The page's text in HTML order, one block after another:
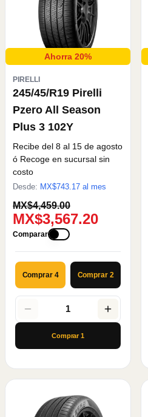
Ahorra 20%
PIRELLI
245/45/R19 Pirelli
Pzero All Season
Plus 3 102Y
Recibe del 8 al 15 de agosto
ó Recoge en sucursal sin
costo
Desde: MX$743.17 al mes
MX$4,459.00
MX$3,567.20
Comparar
Comprar 4 Comprar 2
1
Comprar1